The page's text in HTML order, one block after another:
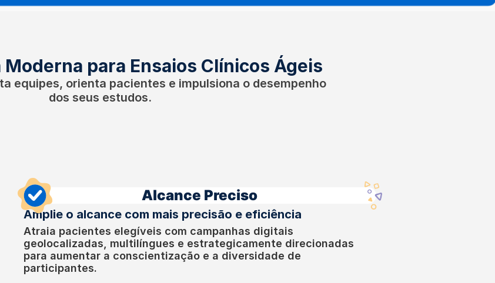
para Ensaios Clínicos Ágeis
equipes, orienta pacientes e impulsiona o desempenho
dos seus estudos.
Alcance Preciso
Amplie o alcance com mais precisão e eficiência
Atraia pacientes elegíveis com campanhas digitais
geolocalizadas, multilíngues e estrategicamente direcionadas
para aumentar a conscientização e a diversidade de
participantes.